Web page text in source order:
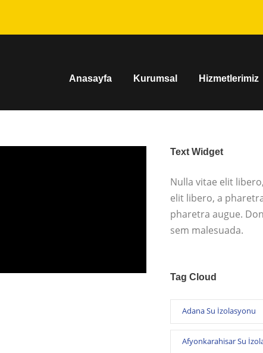
Anasayfa Kurumsal Hizmetlerimiz
Text Widget
Nulla vitae elit
elit libero, a
pharetra augue.
sem malesuada.
Tag Cloud
Adana Su İzolasyonu
Afyonkarahisar Su